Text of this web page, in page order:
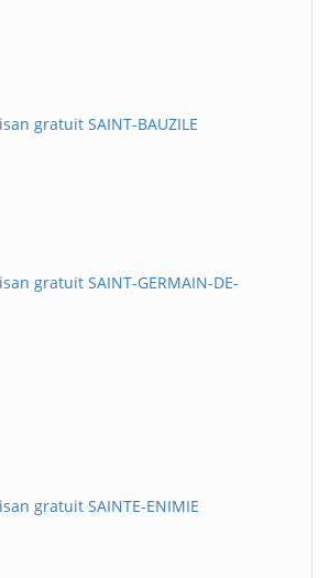
gratuit SAINT-BAUZILE
gratuit SAINT-GERMAIN-DE-
gratuit SAINTE-ENIMIE